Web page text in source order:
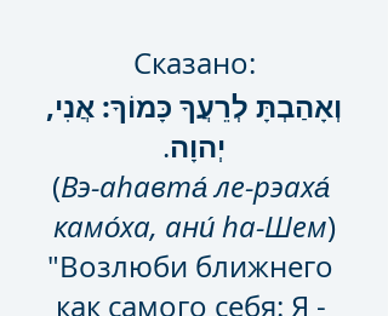
Сказано:
וְאָהַבְתָּ לְרֵעֲךָ כָּמוֹךָ: אֲנִי,
יְהוָה.
(Вэ-аhавта́ ле-рэаха́
камо́ха, ани́ hа-Шем)
"Возлюби ближнего
как самого себя: Я -